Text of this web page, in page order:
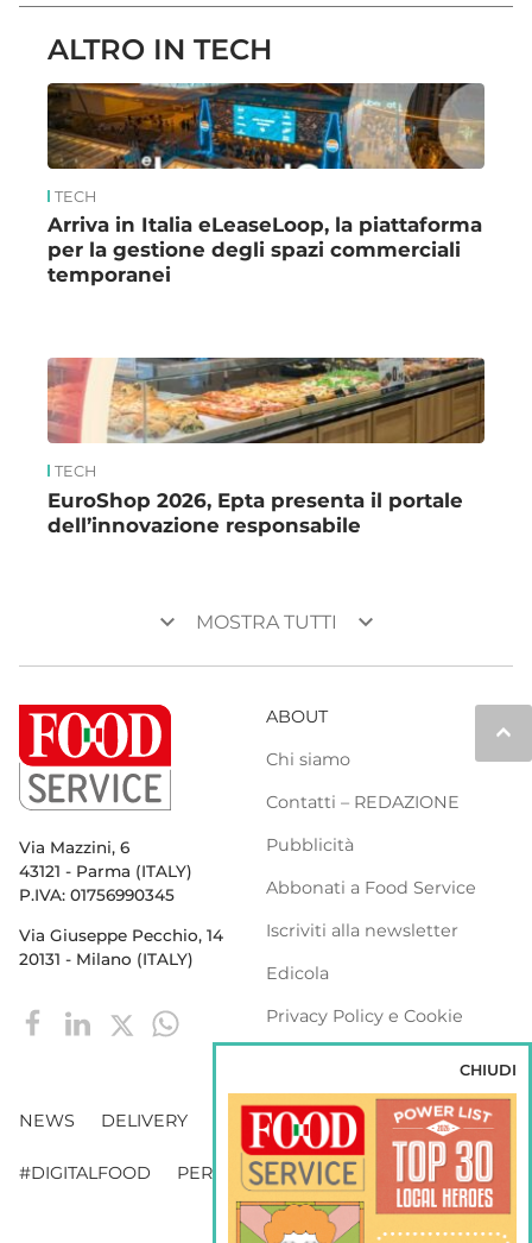
ALTRO IN TECH
TECH
Arriva in Italia eLeaseLoop, la piattaforma
per la gestione degli spazi commerciali
temporanei
TECH
EuroShop 2026, Epta presenta il portale
dell’innovazione responsabile
keyboard_arrow_down MOSTRA TUTTI keyboard_arrow_down
keyboard_arrow_up
Via Mazzini, 6
43121 - Parma (ITALY)
P.IVA: 01756990345
Via Giuseppe Pecchio, 14
20131 - Milano (ITALY)
ABOUT
Chi siamo
Contatti – REDAZIONE
Pubblicità
Abbonati a Food Service
Iscriviti alla newsletter
Edicola
Privacy Policy e Cookie
NEWS DELIVERY DISTRIBUZIONE
#DIGITALFOOD PERSONE WEBINAR VENDING
CHIUDI